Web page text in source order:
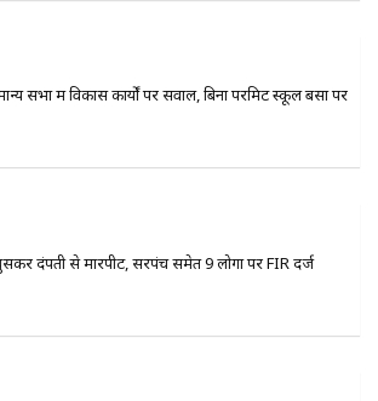
सभा में विकास कार्यों पर सवाल, बिना परमिट स्कूल बसों पर
दंपती से मारपीट, सरपंच समेत 9 लोगों पर FIR दर्ज